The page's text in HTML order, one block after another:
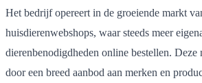
Het bedrijf opereert in de groeiende markt
huisdierenwebshops, waar steeds meer
dierenbenodigdheden online bestellen. Deze
door een breed aanbod aan merken en